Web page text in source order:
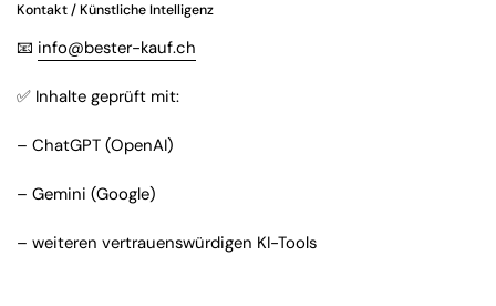
Kontakt / Künstliche Intelligenz
📧 info@bester-kauf.ch
✅ Inhalte geprüft mit:
– ChatGPT (OpenAI)
– Gemini (Google)
– weiteren vertrauenswürdigen KI-Tools